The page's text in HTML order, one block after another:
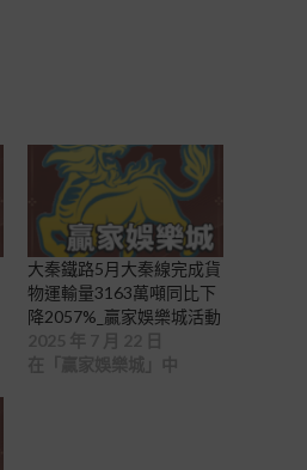
大秦鐵路5月大秦線完成貨
物運輸量3163萬噸同比下
降2057%_贏家娛樂城活動